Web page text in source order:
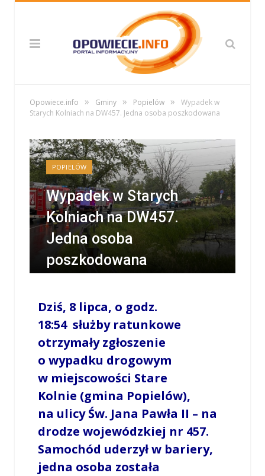
Opowiece.info » Gminy » Popielów »
Wypadek w
Starych Kolniach na DW457. Jedna osoba poszkodowana
POPIELÓW
Wypadek w Starych
Kolniach na DW457.
Jedna osoba
poszkodowana
Dziś, 8 lipca, o godz.
18:54 służby ratunkowe
otrzymały zgłoszenie
o wypadku drogowym
w miejscowości Stare
Kolnie (gmina Popielów),
na ulicy Św. Jana Pawła II – na
drodze wojewódzkiej nr 457.
Samochód uderzył w bariery,
jedna osoba została